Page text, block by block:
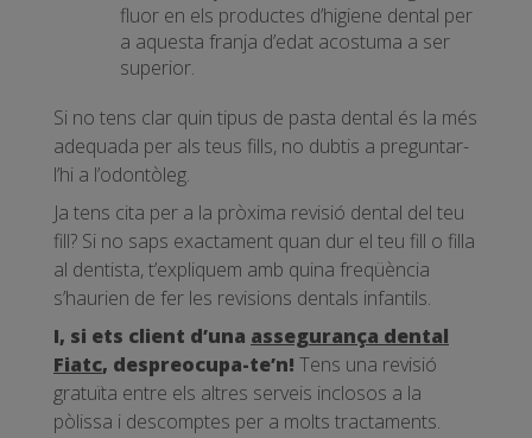
fluor en els productes d’higiene dental per
a aquesta franja d’edat acostuma a ser
superior.
Si no tens clar quin tipus de pasta dental és la més
adequada per als teus fills, no dubtis a preguntar-
l’hi a l’odontòleg.
Ja tens cita per a la pròxima revisió dental del teu
fill? Si no saps exactament quan dur el teu fill o filla
al dentista, t’expliquem amb quina freqüència
s’haurien de fer les revisions dentals infantils.
I, si ets client d’una assegurança dental
Fiatc, despreocupa-te’n! Tens una revisió
gratuïta entre els altres serveis inclosos a la
pòlissa i descomptes per a molts tractaments.